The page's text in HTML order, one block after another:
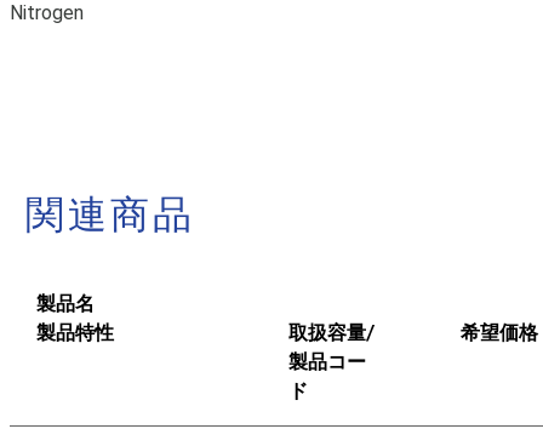
Nitrogen
関連商品
製品名
製品特性
取扱容量/
製品コー
ド
希望価格